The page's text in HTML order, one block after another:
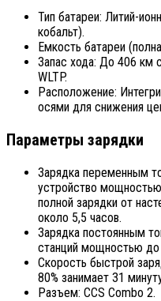
Тип батареи: Литий-
кобальт).
Емкость батареи
Запас хода: До 406 км
WLTP.
Расположение:
осями для снижения
Параметры зарядки
Зарядка переменным
устройство
полной зарядки от
около 5,5 часов.
Зарядка постоянным
станций мощностью до
Скорость быстрой
80% занимает 31
Разъем: CCS Combo 2.